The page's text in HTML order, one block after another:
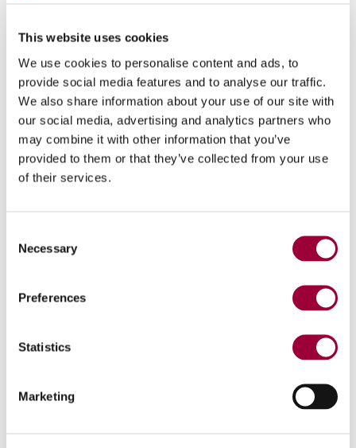
This website uses cookies
We use cookies to personalise content and ads, to
provide social media features and to analyse our traffic.
We also share information about your use of our site with
our social media, advertising and analytics partners who
may combine it with other information that you’ve
provided to them or that they’ve collected from your use
of their services.
Selection
Necessary
Preferences
Statistics
Marketing
husillos montados en Tornado HD - 1